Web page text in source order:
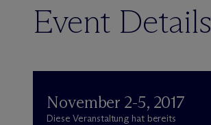
Event Details
November 2-5, 2017
Diese Veranstaltung hat bereits